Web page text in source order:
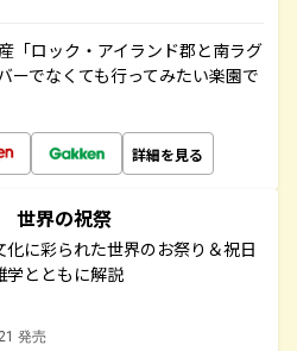
「ロック・アイランド郡と南ラグ
ーでなくても行ってみたい楽園で
詳細を見る
世界の祝祭
化に彩られた世界のお祭り＆祝日
学とともに解説
発売